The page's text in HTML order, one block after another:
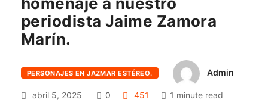
periodista Jaime Zamora
Marín.
PERSONAJES EN JAZMAR ESTÉREO. Admin
abril 5, 2025 0 451 1 minute read